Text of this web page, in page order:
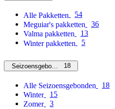
Alle Pakketten
54
Meguiar's pakketten
36
Valma pakketten
13
Winter pakketten
5
Seizoensgebonden18
Alle Seizoensgebonden
18
Winter
15
Zomer
3